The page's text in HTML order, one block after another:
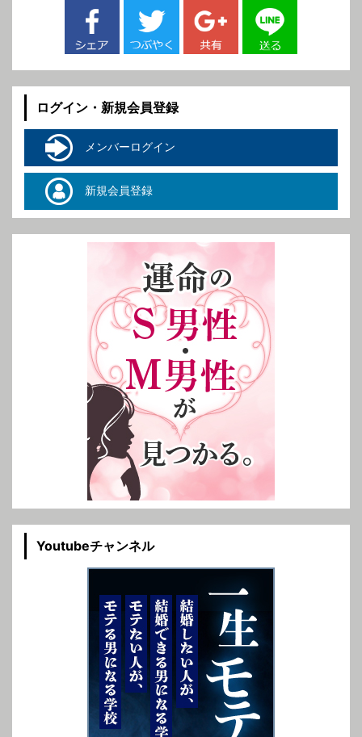
ログイン・新規会員登録
メンバーログイン
新規会員登録
Youtubeチャンネル